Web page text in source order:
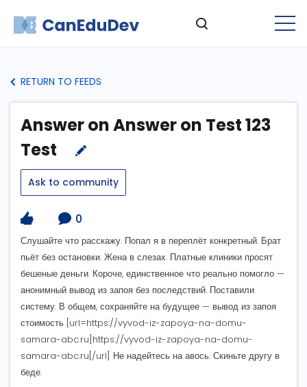
RETURN TO FEEDS
Answer on Answer on Test 123
Test
Ask to community
0
Слушайте что расскажу. Попал я в переплёт конкретный. Брат
пьёт без остановки. Жена в слезах. Платные клиники просят
бешеные деньги. Короче, единственное что реально помогло —
анонимный вывод из запоя без последствий. Поставили
систему. В общем, сохраняйте на будущее — вывод из запоя
стоимость [url=https://vyvod-iz-zapoya-na-domu-
samara-abc.ru]https://vyvod-iz-zapoya-na-domu-
samara-abc.ru[/url] Не надейтесь на авось. Скиньте другу в
беде.